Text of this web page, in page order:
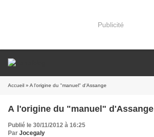
Publicité
Accueil » A l'origine du "manuel" d'Assange
A l'origine du "manuel" d'Assange
Publié le 30/11/2012 à 16:25
Par Jocegaly